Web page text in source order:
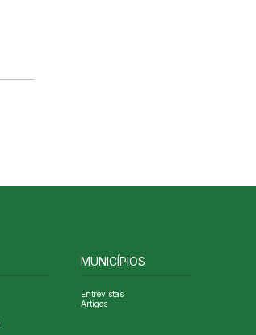
MUNICÍPIOS
Entrevistas
Artigos